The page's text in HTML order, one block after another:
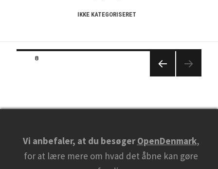
IKKE KATEGORISERET
Posts
PAGE8
Vi anbefaler, at du besøgerOpenDenmark,
for at lære mere om hvad det åbne kan gøre